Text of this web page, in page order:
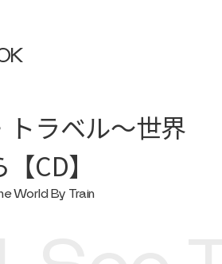
トラベル～世界
CD】
World By Train